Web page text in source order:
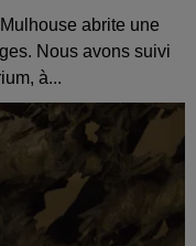
abrite une
Nous avons suivi
à...